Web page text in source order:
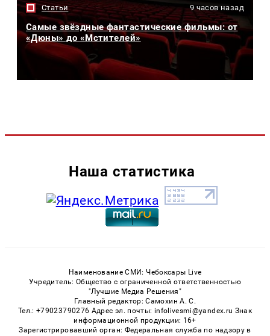
Статьи 9 часов назад
Самые звёздные фантастические фильмы: от
«Дюны» до «Мстителей»
Наша статистика
Наименование СМИ: Чебоксары Live
Учредитель: Общество с ограниченной ответственностью
"Лучшие Медиа Решения"
Главный редактор: Самохин А. С.
Тел.: +79023790276 Адрес эл. почты: infolivesmi@yandex.ru Знак
информационной продукции: 16+
Зарегистрировавший орган: Федеральная служба по надзору в